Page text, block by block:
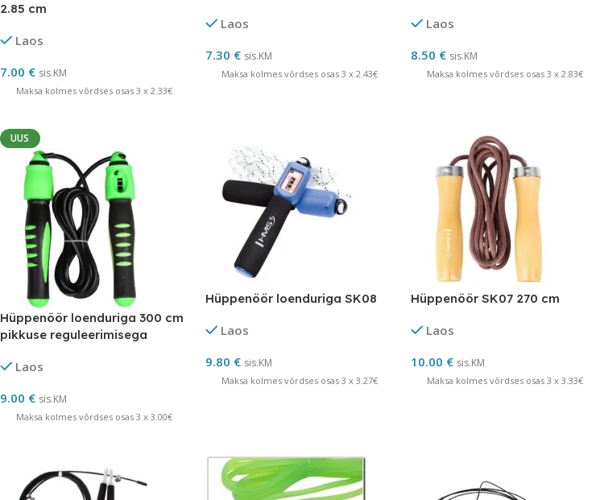
2.85 cm
Laos
7.00 € sis.KM
Maksa kolmes võrdses osas 3 x 2.33€
Laos
7.30 € sis.KM
Maksa kolmes võrdses osas 3 x 2.43€
Laos
8.50 € sis.KM
Maksa kolmes võrdses osas 3 x 2.83€
UUS
Hüppenöör loenduriga 300 cm
pikkuse reguleerimisega
Laos
9.00 € sis.KM
Maksa kolmes võrdses osas 3 x 3.00€
Hüppenöör loenduriga SK08
Laos
9.80 € sis.KM
Maksa kolmes võrdses osas 3 x 3.27€
Hüppenöör SK07 270 cm
Laos
10.00 € sis.KM
Maksa kolmes võrdses osas 3 x 3.33€